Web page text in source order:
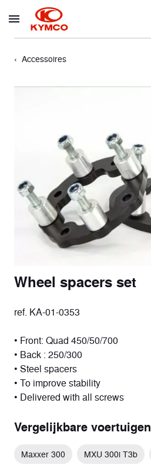
Accessoires
Wheel spacers set
ref. KA-01-0353
• Front: Quad 450/50/700
• Back : 250/300
• Steel spacers
• To improve stability
• Delivered with all screws
Vergelijkbare voertuigen
Maxxer 300 MXU 300i T3b